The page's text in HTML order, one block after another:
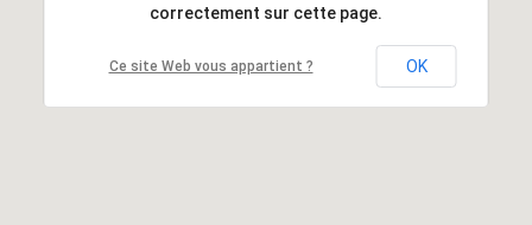
correctement sur cette page.
Ce site Web vous appartient ? OK
correctement sur cette page.
Ce site Web vous appartient ? OK